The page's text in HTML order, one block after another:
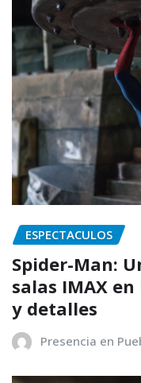
ESPECTACULOS
Spider-Man:
salas IMAX
y detalles
Presencia en